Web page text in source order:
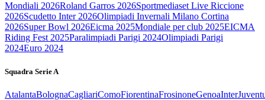
Mondiali 2026Roland Garros 2026Sportmediaset Live Riccione
2026Scudetto Inter 2026Olimpiadi Invernali Milano Cortina
2026Super Bowl 2026Eicma 2025Mondiale per club 2025EICMA
Riding Fest 2025Paralimpiadi Parigi 2024Olimpiadi Parigi
2024Euro 2024
Squadra Serie A
AtalantaBolognaCagliariComoFiorentinaFrosinoneGenoaInter